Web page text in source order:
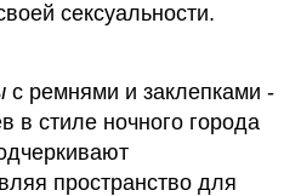
сексуальности.
с ремнями и заклепками -
в стиле ночного города
пространство для